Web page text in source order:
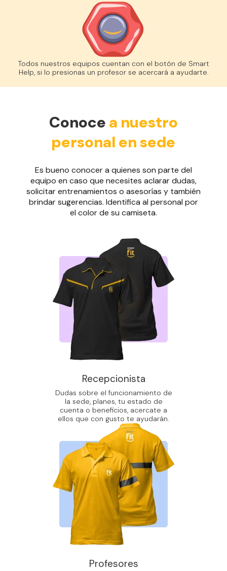
Todos nuestros equipos cuentan con el botón de Smart
Help, si lo presionas un profesor se acercará a ayudarte.
Conoce a nuestro
personal en sede
Es bueno conocer a quienes son parte del
equipo en caso que necesites aclarar dudas,
solicitar entrenamientos o asesorías y también
brindar sugerencias. Identifica al personal por
el color de su camiseta.
Recepcionista
Dudas sobre el funcionamiento de
la sede, planes, tu estado de
cuenta o beneficios, acercate a
ellos que con gusto te ayudarán.
Profesores